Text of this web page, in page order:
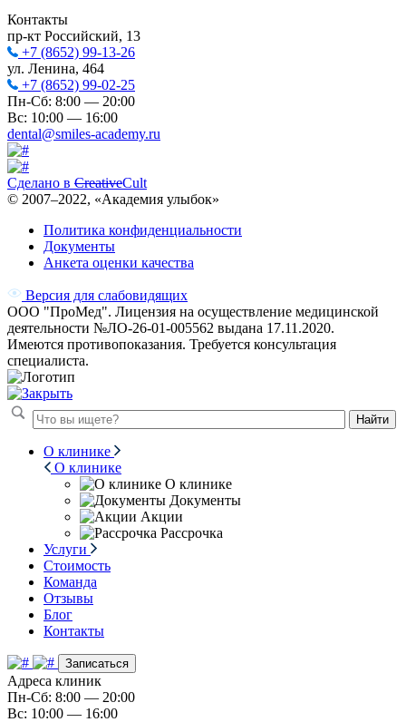
Контакты
пр-кт Российский, 13
+7 (8652) 99-13-26
ул. Ленина, 464
+7 (8652) 99-02-25
Пн-Сб: 8:00 — 20:00
Вс: 10:00 — 16:00
dental@smiles-academy.ru
Сделано в CreativeCult
© 2007–2022, «Академия улыбок»
Политика конфиденциальности
Документы
Анкета оценки качества
Версия для слабовидящих
ООО "ПроМед". Лицензия на осуществление медицинской
деятельности №ЛО-26-01-005562 выдана 17.11.2020.
Имеются противопоказания. Требуется консультация
специалиста.
Найти
О клинике
О клинике
О клинике
Документы
Акции
Рассрочка
Услуги
Стоимость
Команда
Отзывы
Блог
Контакты
Записаться
Адреса клиник
Пн-Сб: 8:00 — 20:00
Вс: 10:00 — 16:00